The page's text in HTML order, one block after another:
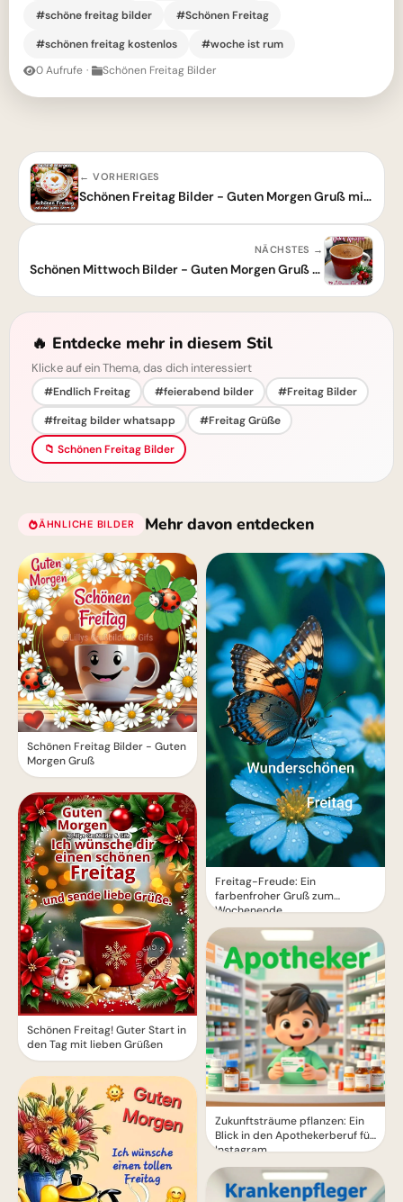
#schöne freitag bilder
#Schönen Freitag
#schönen freitag kostenlos
#woche ist rum
0 Aufrufe · Schönen Freitag Bilder
← VORHERIGES
Schönen Freitag Bilder - Guten Morgen Gruß mit Kaffee und Blumen
NÄCHSTES →
Schönen Mittwoch Bilder - Guten Morgen Gruß für WhatsApp
🔥 Entdecke mehr in diesem Stil
Klicke auf ein Thema, das dich interessiert
#Endlich Freitag #feierabend bilder
#Freitag Bilder
#freitag bilder whatsapp
#Freitag Grüße
📁 Schönen Freitag Bilder
ÄHNLICHE BILDER Mehr davon entdecken
Schönen Freitag Bilder - Guten
Morgen Gruß
Schönen Freitag! Guter Start in
den Tag mit lieben Grüßen
Freitag-Freude: Ein
farbenfroher Gruß zum
Wochenende
Zukunftsträume pflanzen: Ein
Blick in den Apothekerberuf für
Instagram